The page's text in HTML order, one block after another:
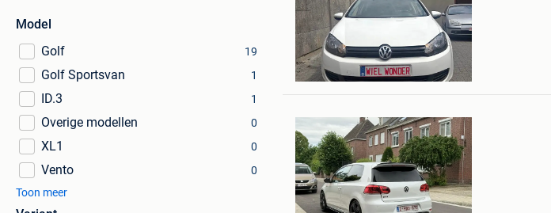
Model
Golf
19
Golf Sportsvan 1
ID.3 1
Overige modellen 0
XL1 0
Vento
0
Toon meer
Hazem Aljurf
Turnhout
Mijn
Favorieten